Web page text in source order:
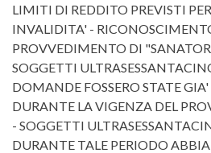
LIMITI DI REDDITO PREVISTI
INVALIDITA' -
PROVVEDIMENTO DI
SOGGETTI
DOMANDE FOSSERO STATE
DURANTE LA VIGENZA DEL
- SOGGETTI
DURANTE TALE PERIODO